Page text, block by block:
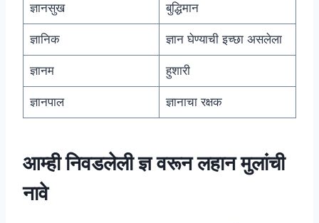
ज्ञानसुख बुद्धिमान
ज्ञानिक ज्ञान घेण्याची इच्छा असलेला
ज्ञानम हुशारी
ज्ञानपाल ज्ञानाचा रक्षक
आम्ही निवडलेली ज्ञ वरून लहान मुलांची
नावे